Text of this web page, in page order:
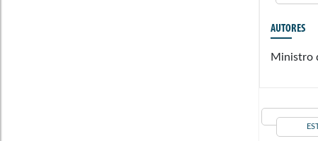
AUTORES
Ministro